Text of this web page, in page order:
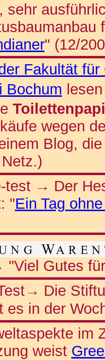
sehr
" (12/
Fakultät
Bochum
wegen
Blog,
test → Der
"Ein Tag
Gutes
→ Die
es in der
im
weist